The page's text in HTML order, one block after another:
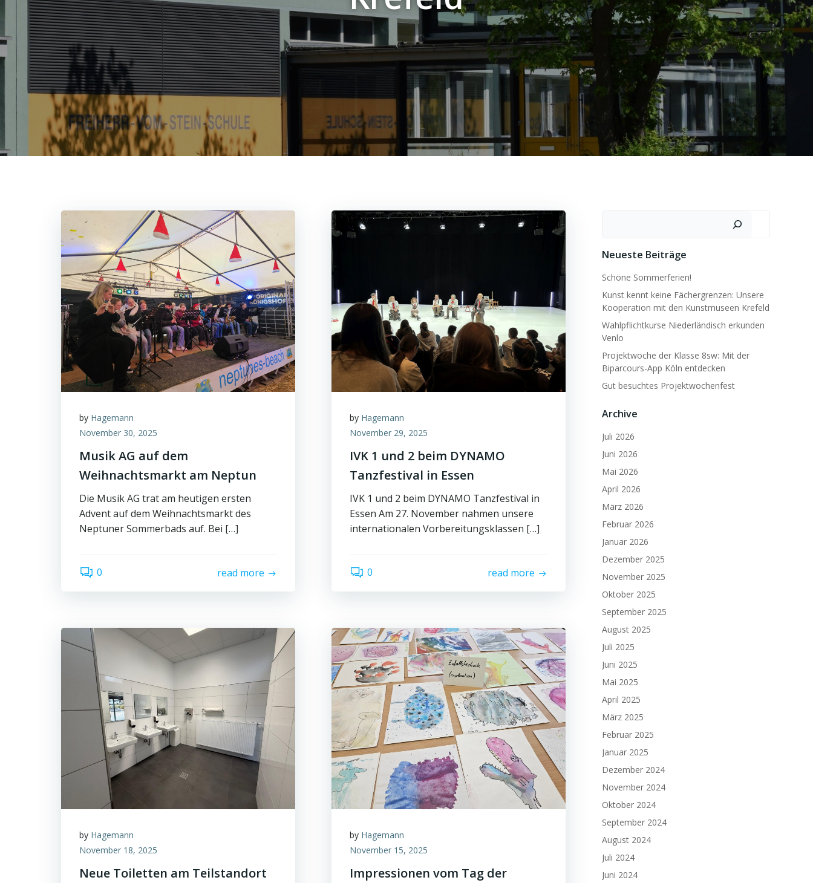
by Hagemann
November 30, 2025
Musik AG auf dem
Weihnachtsmarkt am Neptun
Die Musik AG trat am heutigen ersten
Advent auf dem Weihnachtsmarkt des
Neptuner Sommerbads auf. Bei […]
0 read more
by Hagemann
November 29, 2025
IVK 1 und 2 beim DYNAMO
Tanzfestival in Essen
IVK 1 und 2 beim DYNAMO Tanzfestival in
Essen Am 27. November nahmen unsere
internationalen Vorbereitungsklassen […]
0 read more
by Hagemann
November 18, 2025
Neue Toiletten am Teilstandort
by Hagemann
November 15, 2025
Impressionen vom Tag der
Neueste Beiträge
Schöne Sommerferien!
Kunst kennt keine Fächergrenzen: Unsere
Kooperation mit den Kunstmuseen Krefeld
Wahlpflichtkurse Niederländisch erkunden
Venlo
Projektwoche der Klasse 8sw: Mit der
Biparcours-App Köln entdecken
Gut besuchtes Projektwochenfest
Archive
Juli 2026
Juni 2026
Mai 2026
April 2026
März 2026
Februar 2026
Januar 2026
Dezember 2025
November 2025
Oktober 2025
September 2025
August 2025
Juli 2025
Juni 2025
Mai 2025
April 2025
März 2025
Februar 2025
Januar 2025
Dezember 2024
November 2024
Oktober 2024
September 2024
August 2024
Juli 2024
Juni 2024